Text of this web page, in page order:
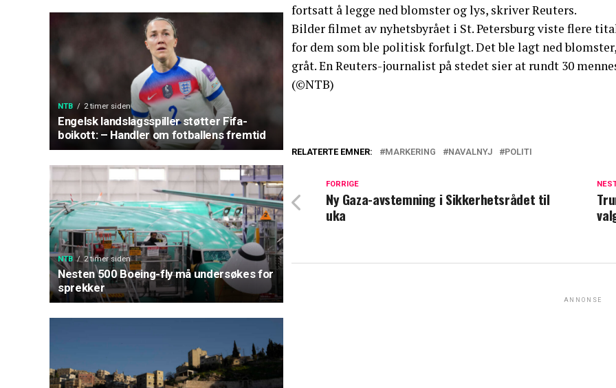
NTB 2 timer siden
Engelsk landslagsspiller støtter Fifa-
boikott: – Handler om fotballens fremtid
NTB 2 timer siden
Nesten 500 Boeing-fly må undersøkes for
sprekker
fortsatt å legge ned blomster og lys, skriver Reuters.
Bilder filmet av nyhetsbyrået i St. Petersburg viste flere
for dem som ble politisk forfulgt. Det ble lagt ned
gråt. En Reuters-journalist på stedet sier at rundt 30
(©NTB)
RELATERTE EMNER: MARKERING NAVALNYJ POLITI
FORRIGE
Ny Gaza-avstemning i Sikkerhetsrådet til
uka
ANNONSE